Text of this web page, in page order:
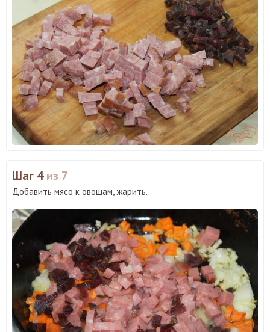
Шаг 4из 7
Добавить мясо к овощам, жарить.